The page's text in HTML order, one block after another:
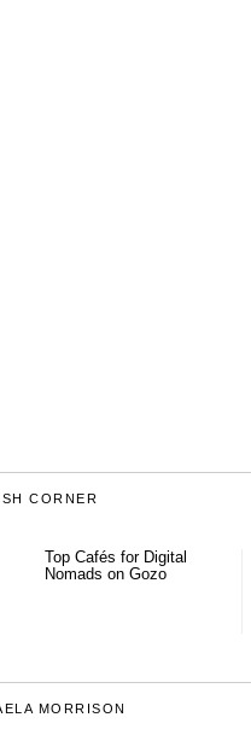
CORNER
Top Cafés for Digital
Nomads on Gozo
MORRISON